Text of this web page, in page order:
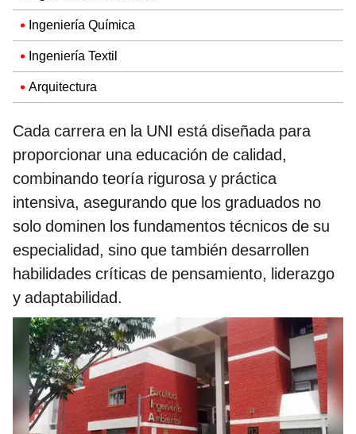
Ingeniería Química
Ingeniería Textil
Arquitectura
Cada carrera en la UNI está diseñada para
proporcionar una educación de calidad,
combinando teoría rigurosa y práctica
intensiva, asegurando que los graduados no
solo dominen los fundamentos técnicos de su
especialidad, sino que también desarrollen
habilidades críticas de pensamiento, liderazgo
y adaptabilidad.